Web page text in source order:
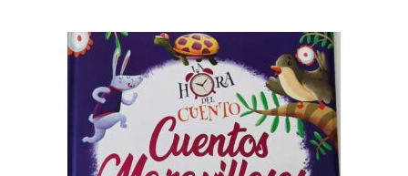
ADD TO CART